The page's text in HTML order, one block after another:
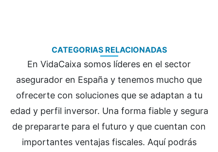
CATEGORIAS RELACIONADAS
En VidaCaixa somos líderes en el sector
asegurador en España y tenemos mucho que
ofrecerte con soluciones que se adaptan a tu
edad y perfil inversor. Una forma fiable y segura
de prepararte para el futuro y que cuentan con
importantes ventajas fiscales. Aquí podrás